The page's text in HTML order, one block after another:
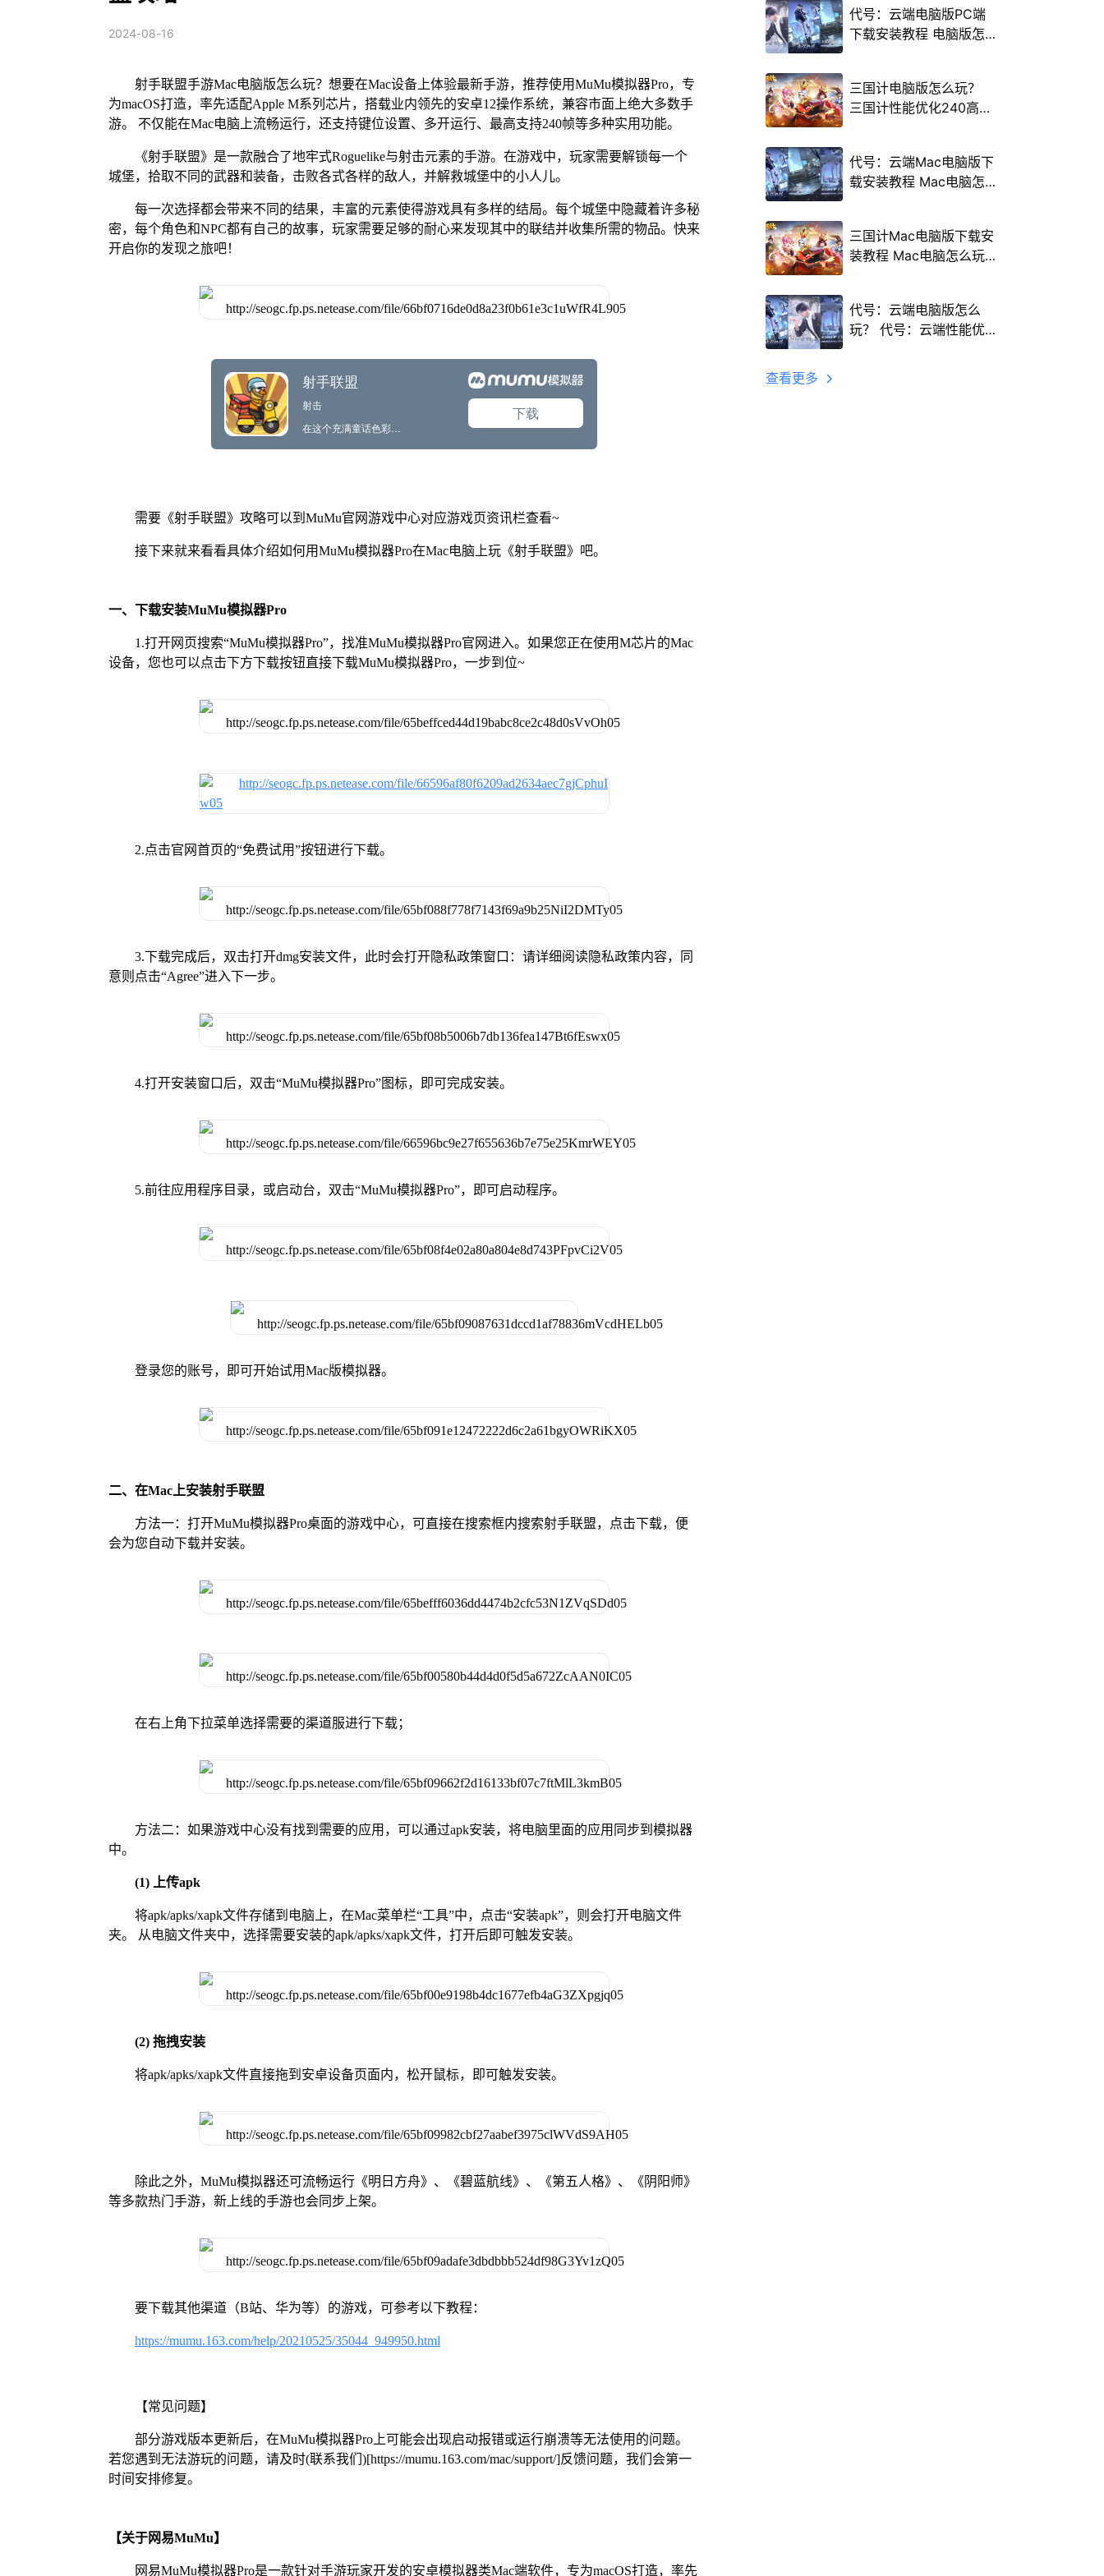
2024-08-16
射手联盟手游Mac电脑版怎么玩？想要在Mac设备上体验最新手游，推荐使用MuMu模拟器Pro，专
为macOS打造，率先适配Apple M系列芯片，搭载业内领先的安卓12操作系统，兼容市面上绝大多数手
游。 不仅能在Mac电脑上流畅运行，还支持键位设置、多开运行、最高支持240帧等多种实用功能。
《射手联盟》是一款融合了地牢式Roguelike与射击元素的手游。在游戏中，玩家需要解锁每一个
城堡，拾取不同的武器和装备，击败各式各样的敌人，并解救城堡中的小人儿。
每一次选择都会带来不同的结果，丰富的元素使得游戏具有多样的结局。每个城堡中隐藏着许多秘
密，每个角色和NPC都有自己的故事，玩家需要足够的耐心来发现其中的联结并收集所需的物品。快来
开启你的发现之旅吧！
需要《射手联盟》攻略可以到MuMu官网游戏中心对应游戏页资讯栏查看~
接下来就来看看具体介绍如何用MuMu模拟器Pro在Mac电脑上玩《射手联盟》吧。
一、下载安装MuMu模拟器Pro
1.打开网页搜索“MuMu模拟器Pro”，找准MuMu模拟器Pro官网进入。如果您正在使用M芯片的Mac
设备，您也可以点击下方下载按钮直接下载MuMu模拟器Pro，一步到位~
2.点击官网首页的“免费试用”按钮进行下载。
3.下载完成后，双击打开dmg安装文件，此时会打开隐私政策窗口：请详细阅读隐私政策内容，同
意则点击“Agree”进入下一步。
4.打开安装窗口后，双击“MuMu模拟器Pro”图标，即可完成安装。
5.前往应用程序目录，或启动台，双击“MuMu模拟器Pro”，即可启动程序。
登录您的账号，即可开始试用Mac版模拟器。
二、在Mac上安装射手联盟
方法一：打开MuMu模拟器Pro桌面的游戏中心，可直接在搜索框内搜索射手联盟，点击下载，便
会为您自动下载并安装。
在右上角下拉菜单选择需要的渠道服进行下载；
方法二：如果游戏中心没有找到需要的应用，可以通过apk安装，将电脑里面的应用同步到模拟器
中。
(1) 上传apk
将apk/apks/xapk文件存储到电脑上，在Mac菜单栏“工具”中，点击“安装apk”，则会打开电脑文件
夹。 从电脑文件夹中，选择需要安装的apk/apks/xapk文件，打开后即可触发安装。
(2) 拖拽安装
将apk/apks/xapk文件直接拖到安卓设备页面内，松开鼠标，即可触发安装。
除此之外，MuMu模拟器还可流畅运行《明日方舟》、《碧蓝航线》、《第五人格》、《阴阳师》
等多款热门手游，新上线的手游也会同步上架。
要下载其他渠道（B站、华为等）的游戏，可参考以下教程：
https://mumu.163.com/help/20210525/35044_949950.html
【常见问题】
部分游戏版本更新后，在MuMu模拟器Pro上可能会出现启动报错或运行崩溃等无法使用的问题。
若您遇到无法游玩的问题，请及时(联系我们)[https://mumu.163.com/mac/support/]反馈问题，我们会第一
时间安排修复。
【关于网易MuMu】
网易MuMu模拟器Pro是一款针对手游玩家开发的安卓模拟器类Mac端软件，专为macOS打造，率先
代号：云端电脑版PC端
下载安装教程 电脑版怎
三国计电脑版怎么玩？
三国计性能优化240高帧
代号：云端Mac电脑版下
载安装教程 Mac电脑怎
三国计Mac电脑版下载安
装教程 Mac电脑怎么玩
代号：云端电脑版怎么
玩？ 代号：云端性能优
查看更多